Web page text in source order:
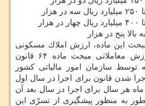
این ماده، ارزش املاك مسكونی
بر مبنای معادل ضریبی از ارزش معاملاتی مبحث ماده ۶۴ قانون
توسط سازمان امور مالیاتی كشور
شدن قانون برای اجرا در سال اول
هر سال برای اجرا در سال بعد آن
به منظور پیشگیری از تسرّی این